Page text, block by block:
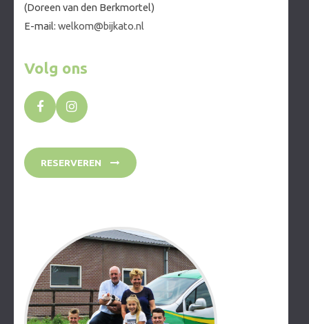
(Doreen van den Berkmortel)
E-mail: welkom@bijkato.nl
Volg ons
RESERVEREN